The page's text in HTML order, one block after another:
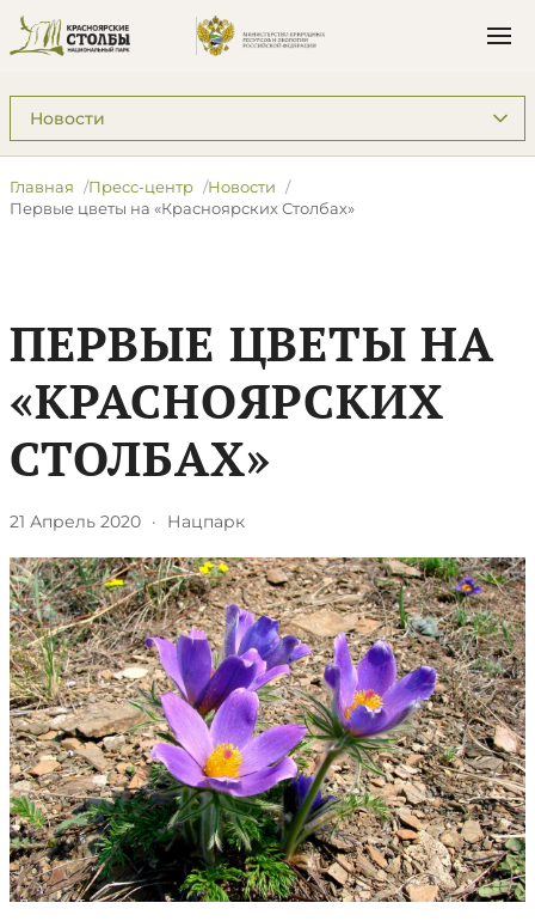
Подразделы: Пресс-центр
Главная Пресс-центр
Новости
​Первые цветы на «Красноярских Столбах»
​ПЕРВЫЕ ЦВЕТЫ НА
«КРАСНОЯРСКИХ
СТОЛБАХ»
21 Апрель 2020 · Нацпарк